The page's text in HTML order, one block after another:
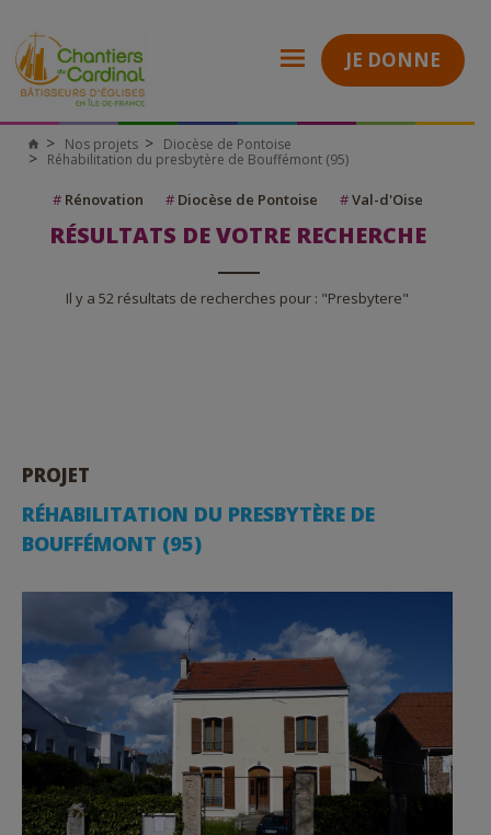
JE DONNE
Nos projets
Diocèse de Pontoise
Réhabilitation du presbytère de Bouffémont (95)
#Rénovation #Diocèse de Pontoise #Val-d'Oise
RÉSULTATS DE VOTRE RECHERCHE
Il y a 52 résultats de recherches pour : "Presbytere"
PROJET
RÉHABILITATION DU PRESBYTÈRE DE
BOUFFÉMONT (95)